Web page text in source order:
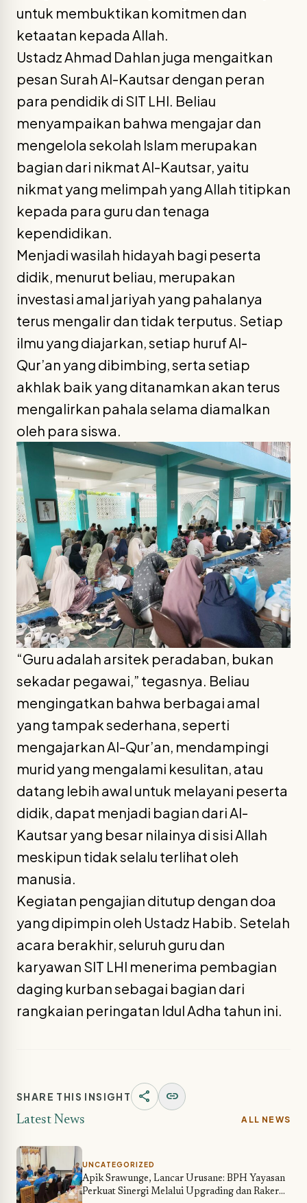
untuk membuktikan komitmen dan
ketaatan kepada Allah.
Ustadz Ahmad Dahlan juga mengaitkan
pesan Surah Al-Kautsar dengan peran
para pendidik di SIT LHI. Beliau
menyampaikan bahwa mengajar dan
mengelola sekolah Islam merupakan
bagian dari nikmat Al-Kautsar, yaitu
nikmat yang melimpah yang Allah titipkan
kepada para guru dan tenaga
kependidikan.
Menjadi wasilah hidayah bagi peserta
didik, menurut beliau, merupakan
investasi amal jariyah yang pahalanya
terus mengalir dan tidak terputus. Setiap
ilmu yang diajarkan, setiap huruf Al-
Qur’an yang dibimbing, serta setiap
akhlak baik yang ditanamkan akan terus
mengalirkan pahala selama diamalkan
oleh para siswa.
“Guru adalah arsitek peradaban, bukan
sekadar pegawai,” tegasnya. Beliau
mengingatkan bahwa berbagai amal
yang tampak sederhana, seperti
mengajarkan Al-Qur’an, mendampingi
murid yang mengalami kesulitan, atau
datang lebih awal untuk melayani peserta
didik, dapat menjadi bagian dari Al-
Kautsar yang besar nilainya di sisi Allah
meskipun tidak selalu terlihat oleh
manusia.
Kegiatan pengajian ditutup dengan doa
yang dipimpin oleh Ustadz Habib. Setelah
acara berakhir, seluruh guru dan
karyawan SIT LHI menerima pembagian
daging kurban sebagai bagian dari
rangkaian peringatan Idul Adha tahun ini.
SHARE THIS INSIGHT share link
Latest News ALL NEWS
UNCATEGORIZED
Apik Srawunge, Lancar Urusane: BPH Yayasan
Perkuat Sinergi Melalui Upgrading dan Raker